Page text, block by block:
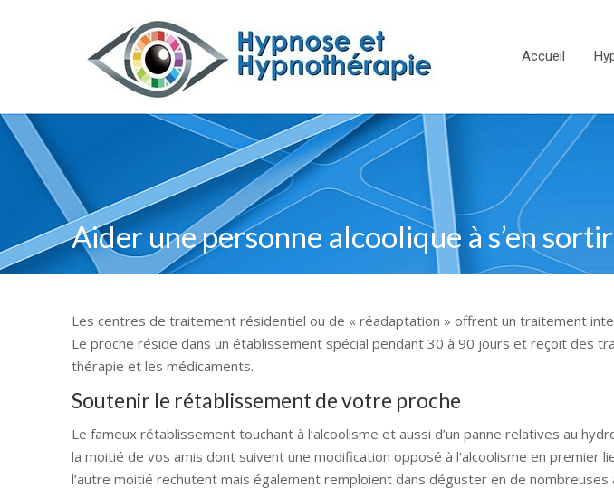
Accueil
Aider une personne alcoolique à s’en
Les centres de traitement résidentiel ou de « réadaptation » offrent un traitement
Le proche réside dans un établissement spécial pendant 30 à 90 jours et reçoit des
thérapie et les médicaments.
Soutenir le rétablissement de votre proche
Le fameux rétablissement touchant à l’alcoolisme et aussi d’un panne relatives au
la moitié de vos amis dont suivent une modification opposé à l’alcoolisme en premier
l’autre moitié rechutent mais également remploient dans déguster en de